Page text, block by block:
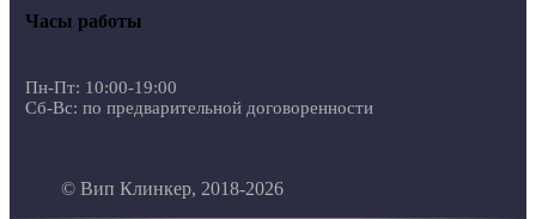
Часы работы
Пн-Пт: 10:00-19:00
Сб-Вс: по предварительной договоренности
© Вип Клинкер, 2018-2026